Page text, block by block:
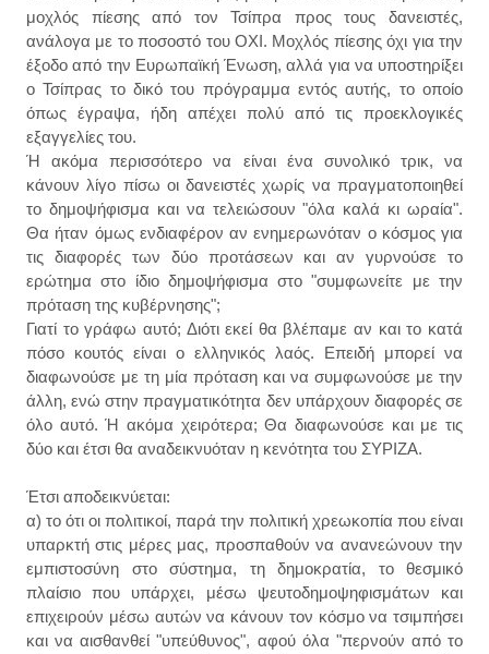
μοχλός πίεσης από τον Τσίπρα προς τους δανειστές,
ανάλογα με το ποσοστό του ΟΧΙ. Μοχλός πίεσης όχι για την
έξοδο από την Ευρωπαϊκή Ένωση, αλλά για να υποστηρίξει
ο Τσίπρας το δικό του πρόγραμμα εντός αυτής, το οποίο
όπως έγραψα, ήδη απέχει πολύ από τις προεκλογικές
εξαγγελίες του.
Ή ακόμα περισσότερο να είναι ένα συνολικό τρικ, να
κάνουν λίγο πίσω οι δανειστές χωρίς να πραγματοποιηθεί
το δημοψήφισμα και να τελειώσουν "όλα καλά κι ωραία".
Θα ήταν όμως ενδιαφέρον αν ενημερωνόταν ο κόσμος για
τις διαφορές των δύο προτάσεων και αν γυρνούσε το
ερώτημα στο ίδιο δημοψήφισμα στο "συμφωνείτε με την
πρόταση της κυβέρνησης";
Γιατί το γράφω αυτό; Διότι εκεί θα βλέπαμε αν και το κατά
πόσο κουτός είναι ο ελληνικός λαός. Επειδή μπορεί να
διαφωνούσε με τη μία πρόταση και να συμφωνούσε με την
άλλη, ενώ στην πραγματικότητα δεν υπάρχουν διαφορές σε
όλο αυτό. Ή ακόμα χειρότερα; Θα διαφωνούσε και με τις
δύο και έτσι θα αναδεικνυόταν η κενότητα του ΣΥΡΙΖΑ.
Έτσι αποδεικνύεται:
α) το ότι οι πολιτικοί, παρά την πολιτική χρεωκοπία που είναι
υπαρκτή στις μέρες μας, προσπαθούν να ανανεώνουν την
εμπιστοσύνη στο σύστημα, τη δημοκρατία, το θεσμικό
πλαίσιο που υπάρχει, μέσω ψευτοδημοψηφισμάτων και
επιχειρούν μέσω αυτών να κάνουν τον κόσμο να τσιμπήσει
και να αισθανθεί "υπεύθυνος", αφού όλα "περνούν από το